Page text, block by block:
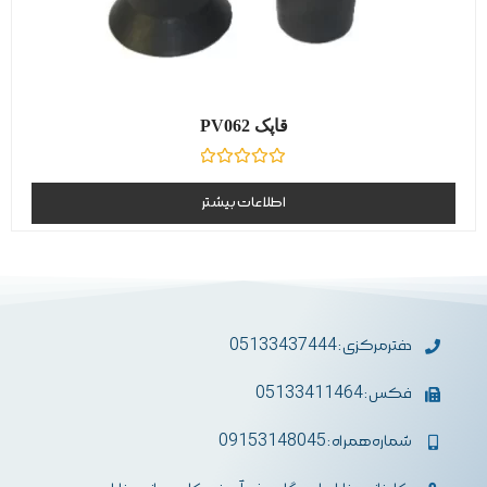
قاپک PV062
0
از
5
اطلاعات بیشتر
دفترمرکزی : 05133437444
فکس : 05133411464
شماره همراه : 09153148045